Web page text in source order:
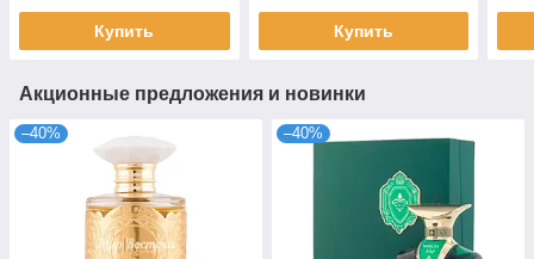
Купить Купить
Акционные предложения и новинки
–40% –40%